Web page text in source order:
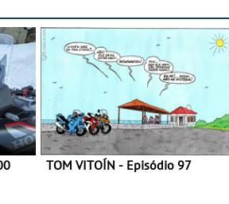
TOM VITOÍN - Episódio 97